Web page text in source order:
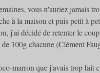
vous n'auriez jamais
à la maison et puis petit à
j'ai décidé de retenter le
100g chacune (Clément
marron que j'avais trop fait